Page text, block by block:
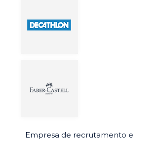
Empresa de recrutamento e